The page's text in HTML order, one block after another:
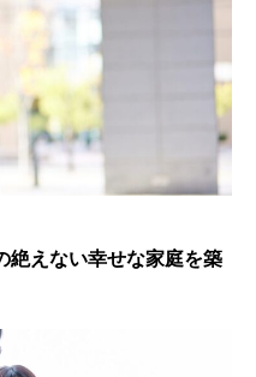
絶えない幸せな家庭を築